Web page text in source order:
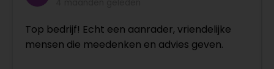
Top bedrijf! Echt een aanrader, vriendelijke
mensen die meedenken en advies geven.